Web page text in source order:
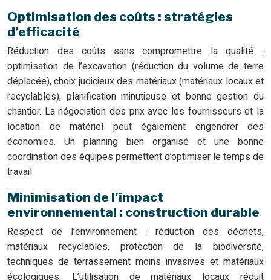
Optimisation des coûts : stratégies
d’efficacité
Réduction des coûts sans compromettre la qualité :
optimisation de l’excavation (réduction du volume de terre
déplacée), choix judicieux des matériaux (matériaux locaux et
recyclables), planification minutieuse et bonne gestion du
chantier. La négociation des prix avec les fournisseurs et la
location de matériel peut également engendrer des
économies. Un planning bien organisé et une bonne
coordination des équipes permettent d’optimiser le temps de
travail.
Minimisation de l’impact
environnemental : construction durable
Respect de l’environnement : réduction des déchets,
matériaux recyclables, protection de la biodiversité,
techniques de terrassement moins invasives et matériaux
écologiques. L’utilisation de matériaux locaux réduit